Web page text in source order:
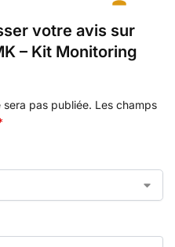
votre avis sur
– Kit Monitoring
pas publiée. Les champs